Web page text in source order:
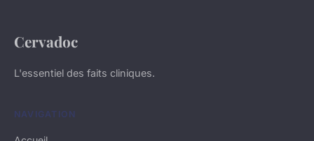
Cervadoc
L'essentiel des faits cliniques.
NAVIGATION